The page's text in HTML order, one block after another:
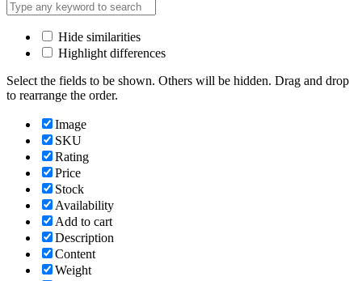
Hide similarities
Highlight differences
Select the fields to be shown. Others will be hidden. Drag and drop
to rearrange the order.
Image
SKU
Rating
Price
Stock
Availability
Add to cart
Description
Content
Weight